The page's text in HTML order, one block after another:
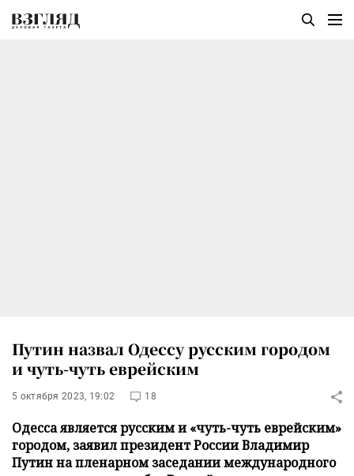
Путин назвал Одессу русским городом
и чуть-чуть еврейским
5 октября 2023, 19:02 18
Одесса является русским и «чуть-чуть еврейским»
городом, заявил президент России Владимир
Путин на пленарном заседании международного